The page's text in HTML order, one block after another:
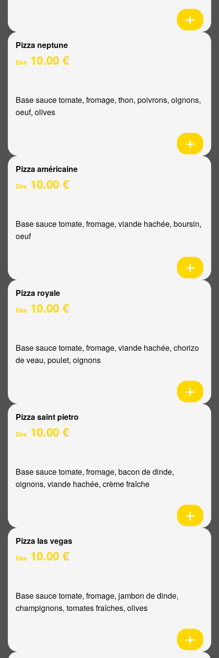
Pizza neptune
Dès 10.00 €
Base sauce tomate, fromage, thon, poivrons, oignons,
oeuf, olives
Pizza américaine
Dès 10.00 €
Base sauce tomate, fromage, viande hachée, boursin,
oeuf
Pizza royale
Dès 10.00 €
Base sauce tomate, fromage, viande hachée, chorizo
de veau, poulet, oignons
Pizza saint pietro
Dès 10.00 €
Base sauce tomate, fromage, bacon de dinde,
oignons, viande hachée, crème fraîche
Pizza las vegas
Dès 10.00 €
Base sauce tomate, fromage, jambon de dinde,
champignons, tomates fraîches, olives